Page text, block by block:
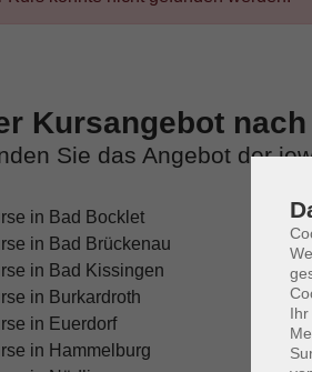
Kursangebot
Sie das Angebot der
in Bad Bocklet
in Bad Brückenau
in Bad Kissingen
in Burkardroth
in Euerdorf
in Hammelburg